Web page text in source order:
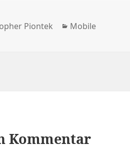
Piontek Kategorien
Mobile
Kommentar